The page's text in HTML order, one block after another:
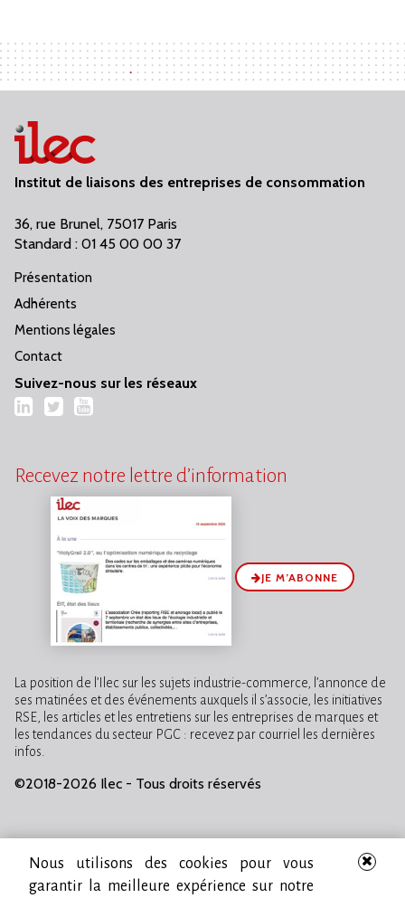
Institut de liaisons des entreprises de consommation
36, rue Brunel, 75017 Paris
Standard : 01 45 00 00 37
Présentation
Adhérents
Mentions légales
Contact
Suivez-nous sur les réseaux
LinkedIn
TwitterYouTube
Recevez notre lettre d’information
JE M’ABONNE
La position de l’Ilec sur les sujets industrie-commerce, l’annonce de
ses matinées et des événements auxquels il s’associe, les initiatives
RSE, les articles et les entretiens sur les entreprises de marques et
les tendances du secteur PGC : recevez par courriel les dernières
infos.
©2018-2026 Ilec - Tous droits réservés
Nous utilisons des cookies pour vous
garantir la meilleure expérience sur notre